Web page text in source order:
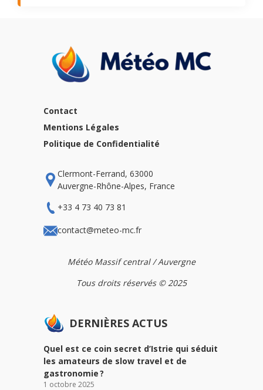
Contact
Mentions Légales
Politique de Confidentialité
Clermont-Ferrand, 63000
Auvergne-Rhône-Alpes, France
+33 4 73 40 73 81
contact@meteo-mc.fr
Météo Massif central / Auvergne
Tous droits réservés © 2025
DERNIÈRES ACTUS
Quel est ce coin secret d’Istrie qui séduit
les amateurs de slow travel et de
gastronomie ?
1 octobre 2025